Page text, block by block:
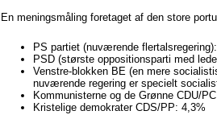
En meningsmåling foretaget af den store
PS partiet (nuværende
PSD (største oppositionsparti med
Venstre-blokken BE (en mere
nuværende regering er specielt
Kommunisterne og de Grønne CDU/
Kristelige demokrater CDS/PP: 4,3%